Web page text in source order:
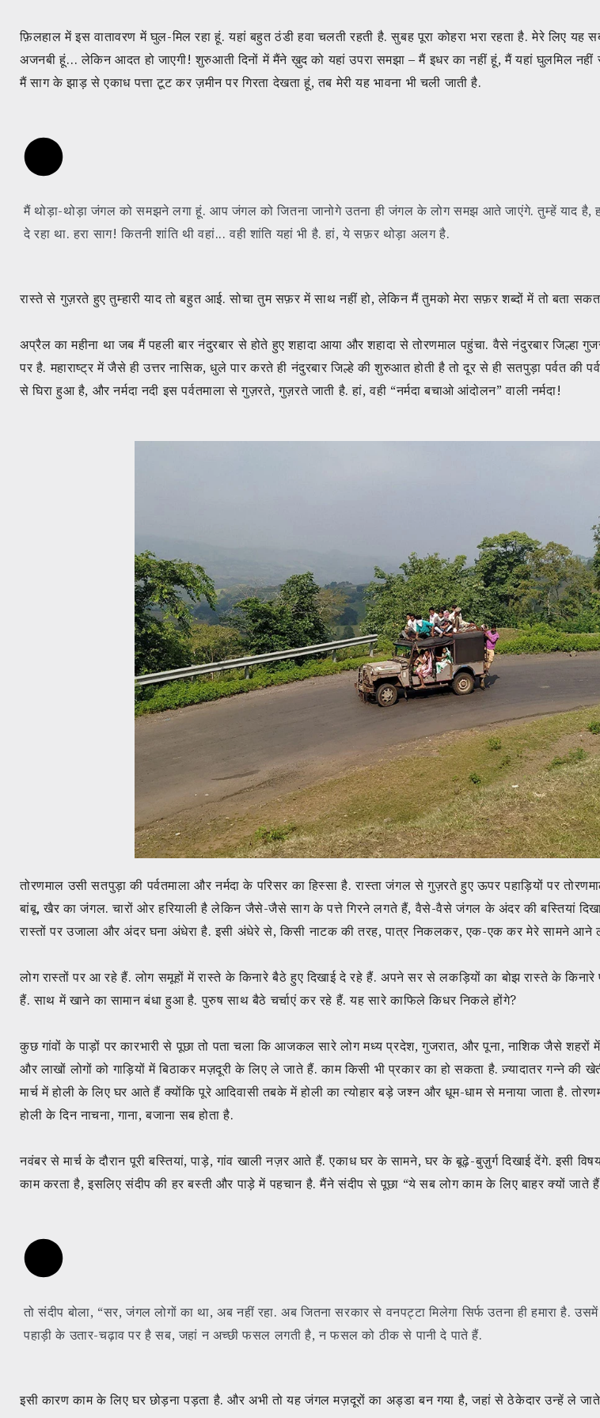
फ़िलहाल में इस वातावरण में घुल-मिल रहा हूं. यहां बहुत ठंडी हवा चलती रहती है. सुबह पूरा कोहरा भरा रहता है. मेरे लिए
अजनबी हूं… लेकिन आदत हो जाएगी! शुरुआती दिनों में मैंने ख़ुद को यहां उपरा समझा – मैं इधर का नहीं हूं, मैं यहां घुलमिल नहीं
मैं साग के झाड़ से एकाध पत्ता टूट कर ज़मीन पर गिरता देखता हूं, तब मेरी यह भावना भी चली जाती है.
मैं थोड़ा-थोड़ा जंगल को समझने लगा हूं. आप जंगल को जितना जानोगे उतना ही जंगल के लोग समझ आते जाएंगे. तुम्हें याद है,
दे रहा था. हरा साग! कितनी शांति थी वहां... वही शांति यहां भी है. हां, ये सफ़र थोड़ा अलग है.
रास्ते से गुज़रते हुए तुम्हारी याद तो बहुत आई. सोचा तुम सफ़र में साथ नहीं हो, लेकिन मैं तुमको मेरा सफ़र शब्दों में तो बता
अप्रैल का महीना था जब मैं पहली बार नंदुरबार से होते हुए शहादा आया और शहादा से तोरणमाल पहुंचा. वैसे नंदुरबार जिल्हा
पर है. महाराष्ट्र में जैसे ही उत्तर नासिक, धुले पार करते ही नंदुरबार जिल्हे की शुरुआत होती है तो दूर से ही सतपुड़ा पर्वत की
से घिरा हुआ है, और नर्मदा नदी इस पर्वतमाला से गुज़रते, गुज़रते जाती है. हां, वही “नर्मदा बचाओ आंदोलन” वाली नर्मदा!
तोरणमाल उसी सतपुड़ा की पर्वतमाला और नर्मदा के परिसर का हिस्सा है. रास्ता जंगल से गुज़रते हुए ऊपर पहाड़ियों पर
बांबू, खैर का जंगल. चारों ओर हरियाली है लेकिन जैसे-जैसे साग के पत्ते गिरने लगते हैं, वैसे-वैसे जंगल के अंदर की बस्तियां
रास्तों पर उजाला और अंदर घना अंधेरा है. इसी अंधेरे से, किसी नाटक की तरह, पात्र निकलकर, एक-एक कर मेरे सामने
लोग रास्तों पर आ रहे हैं. लोग समूहों में रास्ते के किनारे बैठे हुए दिखाई दे रहे हैं. अपने सर से लकड़ियों का बोझ रास्ते के किनारे
हैं. साथ में खाने का सामान बंधा हुआ है. पुरुष साथ बैठे चर्चाएं कर रहे हैं. यह सारे काफिले किधर निकले होंगे?
कुछ गांवों के पाड़ों पर कारभारी से पूछा तो पता चला कि आजकल सारे लोग मध्य प्रदेश, गुजरात, और पूना, नाशिक जैसे
और लाखों लोगों को गाड़ियों में बिठाकर मज़दूरी के लिए ले जाते हैं. काम किसी भी प्रकार का हो सकता है. ज़्यादातर गन्ने
मार्च में होली के लिए घर आते हैं क्योंकि पूरे आदिवासी तबके में होली का त्योहार बड़े जश्न और धूम-धाम से मनाया जाता है.
होली के दिन नाचना, गाना, बजाना सब होता है.
नवंबर से मार्च के दौरान पूरी बस्तियां, पाड़े, गांव खाली नज़र आते हैं. एकाध घर के सामने, घर के बूढ़े-बुज़ुर्ग दिखाई देंगे. इसी
काम करता है, इसलिए संदीप की हर बस्ती औरपाड़ेमें पहचान है. मैंने संदीप से पूछा “ये सब लोग काम के लिए बाहर क्यों जाते
तो संदीप बोला, “सर, जंगल लोगों का था, अब नहीं रहा. अब जितना सरकार से वनपट्टा मिलेगा सिर्फ उतना ही हमारा है.
पहाड़ी के उतार-चढ़ाव पर है सब, जहां न अच्छी फसल लगती है, न फसल को ठीक से पानी दे पाते हैं.
इसी कारण काम के लिए घर छोड़ना पड़ता है. और अभी तो यह जंगल मज़दूरों का अड्डा बन गया है, जहां से ठेकेदार उन्हें ले